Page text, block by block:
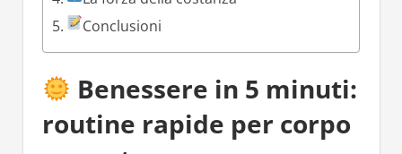
Conclusioni
Benessere in 5 minuti:
routine rapide per corpo